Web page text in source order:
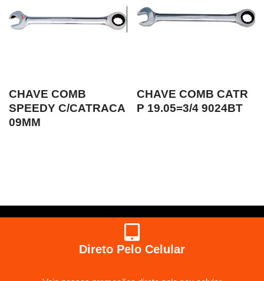
CHAVE COMB
SPEEDY C/CATRACA
09MM
CHAVE COMB CATR
P 19.05=3/4 9024BT
Direto Pelo Celular